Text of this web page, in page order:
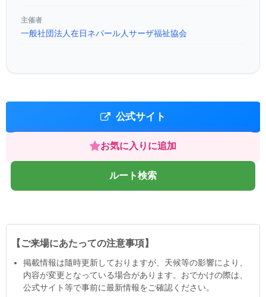
主催者
一般社団法人在日ネパール人サーザ福祉協会
公式サイト
お気に入りに追加
ルート検索
【ご来場にあたっての注意事項】
掲載情報は隨時更新しておりますが、天候等の影響により、
内容が変更となっている場合があります。おでかけの際は、
公式サイト等で事前に最新情報をご確認ください。